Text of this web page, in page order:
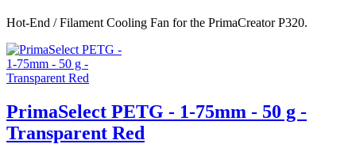
Hot-End / Filament Cooling Fan for the PrimaCreator P320.
PrimaSelect PETG - 1-75mm - 50 g -
Transparent Red